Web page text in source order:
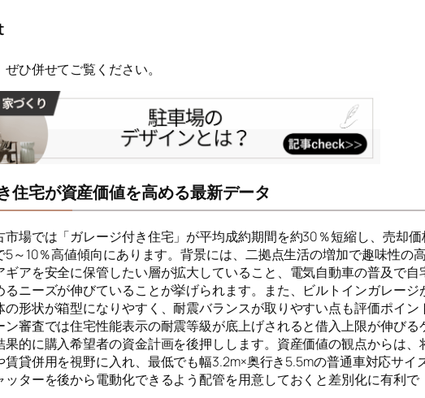
ひ併せてご覧ください。
住宅が資産価値を高める最新データ
市場では「ガレージ付き住宅」が平均成約期間を約30％短縮し、売却価
5～10％高値傾向にあります。背景には、二拠点生活の増加で趣味性の
ギアを安全に保管したい層が拡大していること、電気自動車の普及で自
るニーズが伸びていることが挙げられます。また、ビルトインガレージ
の形状が箱型になりやすく、耐震バランスが取りやすい点も評価ポイン
ン審査では住宅性能表示の耐震等級が底上げされると借入上限が伸びる
果的に購入希望者の資金計画を後押しします。資産価値の観点からは、
賃貸併用を視野に入れ、最低でも幅3.2m×奥行き5.5mの普通車対応サイ
ッターを後から電動化できるよう配管を用意しておくと差別化に有利で